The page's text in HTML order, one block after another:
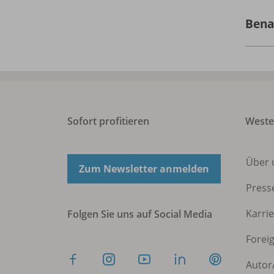
Sofort profitieren
Zum Newsletter anmelden
Folgen Sie uns auf Social Media
Über